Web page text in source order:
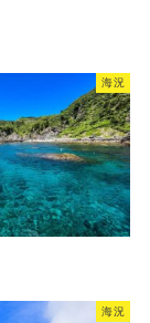
海況
海況